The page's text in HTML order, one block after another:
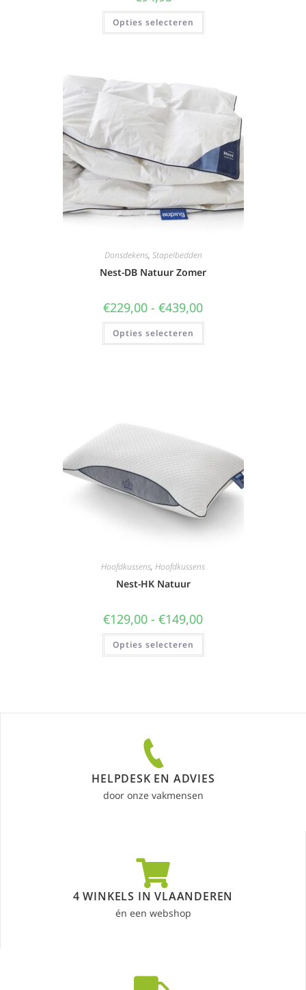
Opties selecteren
Donsdekens, Stapelbedden
Nest-DB Natuur Zomer
€229,00 - €439,00
Opties selecteren
Hoofdkussens, Hoofdkussens
Nest-HK Natuur
€129,00 - €149,00
Opties selecteren
HELPDESK EN ADVIES
door onze vakmensen
4 WINKELS IN VLAANDEREN
én een webshop